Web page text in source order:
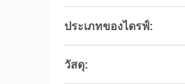
ประเภทของไดรฟ์:
วัสดุ: